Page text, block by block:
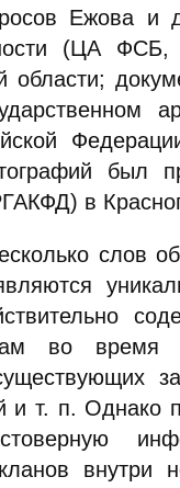
Ежова и
(ЦА
был
в
слов
во время
и т. п. Однако